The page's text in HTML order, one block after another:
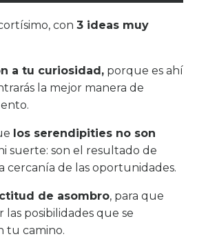
con 3 ideas muy
a tu curiosidad, porque es ahí
la mejor manera de
los serendipities no son
suerte: son el resultado de
cercanía de las oportunidades.
de asombro, para que
las posibilidades que se
tu camino.